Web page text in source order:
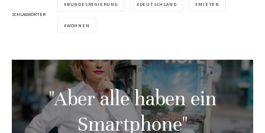
SCHLAGWÖRTER
BUNDESREGIERUNG DEUTSCHLAND MIETEN
WOHNEN
"Aber alle haben ein
Smartphone"